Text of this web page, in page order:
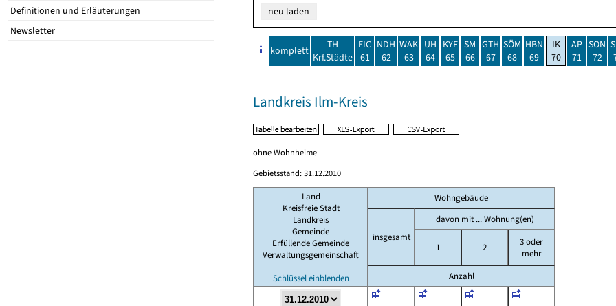
Definitionen und Erläuterungen
Newsletter
komplett
TH
Krf.Städte
EIC
61
NDH
62
WAK
63
UH
64
KYF
65
SM
66
GTH
67
SÖM
68
HBN
69
IK
70
AP
71
SON
72
Landkreis Ilm-Kreis
ohne Wohnheime
Gebietsstand: 31.12.2010
Land
Kreisfreie Stadt
Landkreis
Gemeinde
Erfüllende Gemeinde
Verwaltungsgemeinschaft
Schlüssel einblenden
Wohngebäude
insgesamt
davon mit ... Wohnung(en)
1 2
3 oder
mehr
Anzahl